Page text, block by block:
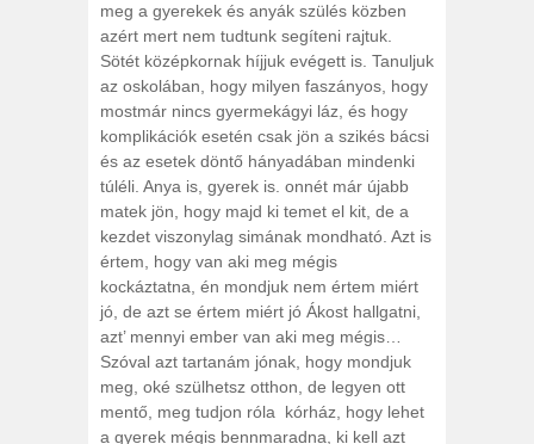
meg a gyerekek és anyák szülés közben
azért mert nem tudtunk segíteni rajtuk.
Sötét középkornak híjjuk evégett is. Tanuljuk
az oskolában, hogy milyen faszányos, hogy
mostmár nincs gyermekágyi láz, és hogy
komplikációk esetén csak jön a szikés bácsi
és az esetek döntő hányadában mindenki
túléli. Anya is, gyerek is. onnét már újabb
matek jön, hogy majd ki temet el kit, de a
kezdet viszonylag simának mondható. Azt is
értem, hogy van aki meg mégis
kockáztatna, én mondjuk nem értem miért
jó, de azt se értem miért jó Ákost hallgatni,
azt’ mennyi ember van aki meg mégis…
Szóval azt tartanám jónak, hogy mondjuk
meg, oké szülhetsz otthon, de legyen ott
mentő, meg tudjon róla kórház, hogy lehet
a gyerek mégis bennmaradna, ki kell azt